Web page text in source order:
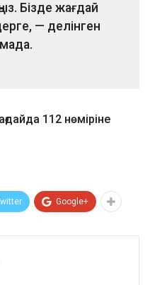
Бізде жағдай
— делінген
112 нөміріне
Google+